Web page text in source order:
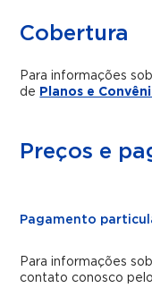
Cobertura
Para informações
de Planos e
Preços e
Pagamento
Para informações
contato conosco